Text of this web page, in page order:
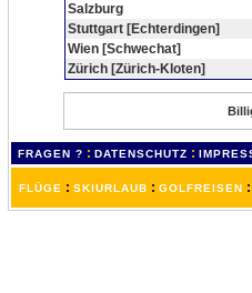
Salzburg
Stuttgart [Echterdingen]
Wien [Schwechat]
Zürich [Zürich-Kloten]
FRAGEN ? : DATENSCHUTZ :
FLÜGE : SKIURLAUB : GOLFREISEN :